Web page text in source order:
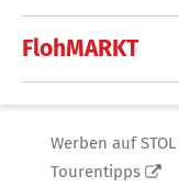
FlohMARKT
Werben auf STOL
Tourentipps